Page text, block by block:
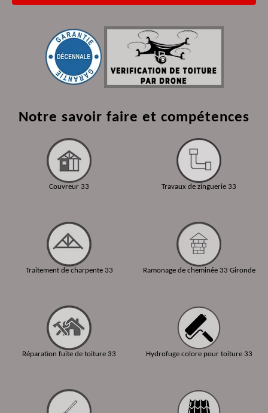
Notre savoir faire et compétences
Couvreur 33
Traitement de charpente 33
Réparation fuite de toiture 33
Travaux de zinguerie 33
Ramonage de cheminée 33 Gironde
Hydrofuge colore pour toiture 33